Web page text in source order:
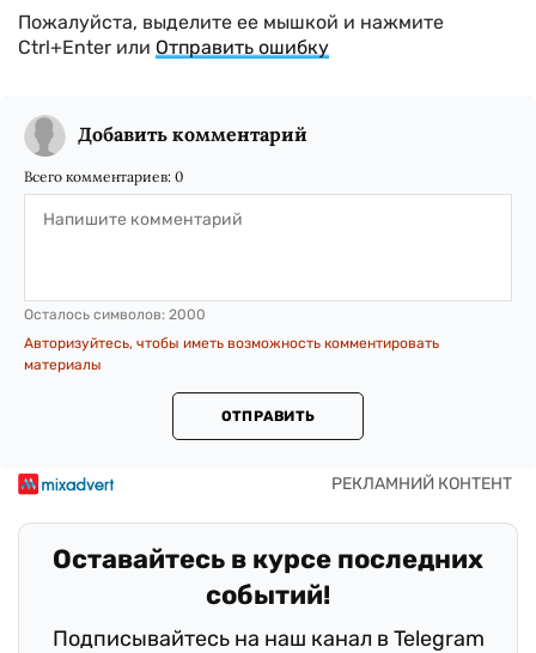
Пожалуйста, выделите ее мышкой и нажмите
Ctrl+Enter или Отправить ошибку
Добавить комментарий
Всего комментариев: 0
Осталось символов: 2000
Авторизуйтесь, чтобы иметь возможность комментировать
материалы
ОТПРАВИТЬ
Оставайтесь в курсе последних
событий!
Подписывайтесь на наш канал в Telegram